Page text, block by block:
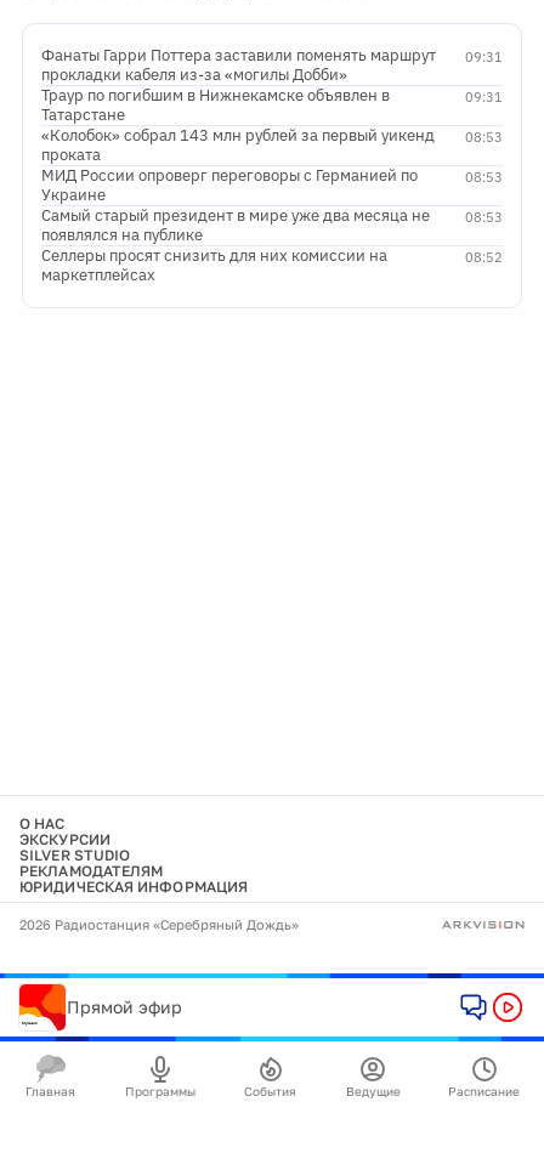
09:31
Фанаты Гарри Поттера заставили поменять маршрут
прокладки кабеля из-за «могилы Добби»
09:31
Траур по погибшим в Нижнекамске объявлен в
Татарстане
08:53
«Колобок» собрал 143 млн рублей за первый уикенд
проката
08:53
МИД России опроверг переговоры с Германией по
Украине
08:53
Самый старый президент в мире уже два месяца не
появлялся на публике
08:52
Селлеры просят снизить для них комиссии на
маркетплейсах
О НАС
ЭКСКУРСИИ
SILVER STUDIO
РЕКЛАМОДАТЕЛЯМ
ЮРИДИЧЕСКАЯ ИНФОРМАЦИЯ
2026 Радиостанция «Серебряный Дождь»
Прямой эфир
Главная Программы События Ведущие Расписание